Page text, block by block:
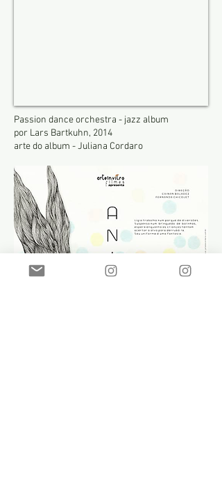
Passion dance orchestra - jazz album
por Lars Bartkuhn, 2014
arte do album - Juliana Cordaro